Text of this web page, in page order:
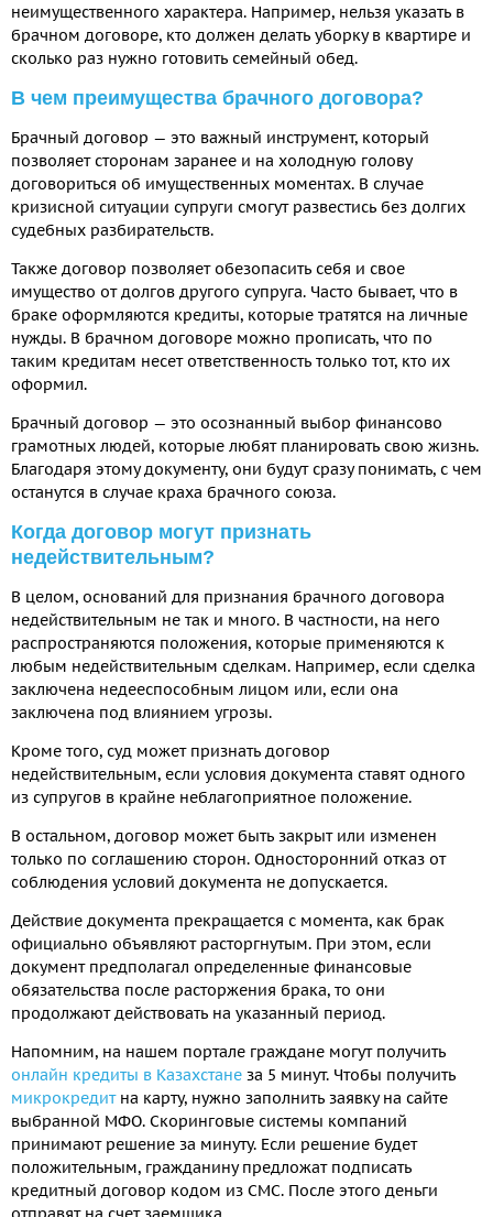
неимущественного характера. Например, нельзя указать в
брачном договоре, кто должен делать уборку в квартире и
сколько раз нужно готовить семейный обед.
В чем преимущества брачного договора?
Брачный договор — это важный инструмент, который
позволяет сторонам заранее и на холодную голову
договориться об имущественных моментах. В случае
кризисной ситуации супруги смогут развестись без долгих
судебных разбирательств.
Также договор позволяет обезопасить себя и свое
имущество от долгов другого супруга. Часто бывает, что в
браке оформляются кредиты, которые тратятся на личные
нужды. В брачном договоре можно прописать, что по
таким кредитам несет ответственность только тот, кто их
оформил.
Брачный договор — это осознанный выбор финансово
грамотных людей, которые любят планировать свою жизнь.
Благодаря этому документу, они будут сразу понимать, с чем
останутся в случае краха брачного союза.
Когда договор могут признать
недействительным?
В целом, оснований для признания брачного договора
недействительным не так и много. В частности, на него
распространяются положения, которые применяются к
любым недействительным сделкам. Например, если сделка
заключена недееспособным лицом или, если она
заключена под влиянием угрозы.
Кроме того, суд может признать договор
недействительным, если условия документа ставят одного
из супругов в крайне неблагоприятное положение.
В остальном, договор может быть закрыт или изменен
только по соглашению сторон. Односторонний отказ от
соблюдения условий документа не допускается.
Действие документа прекращается с момента, как брак
официально объявляют расторгнутым. При этом, если
документ предполагал определенные финансовые
обязательства после расторжения брака, то они
продолжают действовать на указанный период.
Напомним, на нашем портале граждане могут получить
онлайн кредиты в Казахстане за 5 минут. Чтобы получить
микрокредитна карту, нужно заполнить заявку на сайте
выбранной МФО. Скоринговые системы компаний
принимают решение за минуту. Если решение будет
положительным, гражданину предложат подписать
кредитный договор кодом из СМС. После этого деньги